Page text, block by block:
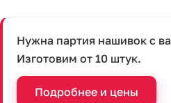
Нужна партия нашивок с
Изготовим от 10 штук.
Подробнее и цены